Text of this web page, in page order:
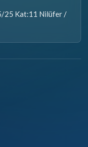
25 Kat:11 Nilüfer /